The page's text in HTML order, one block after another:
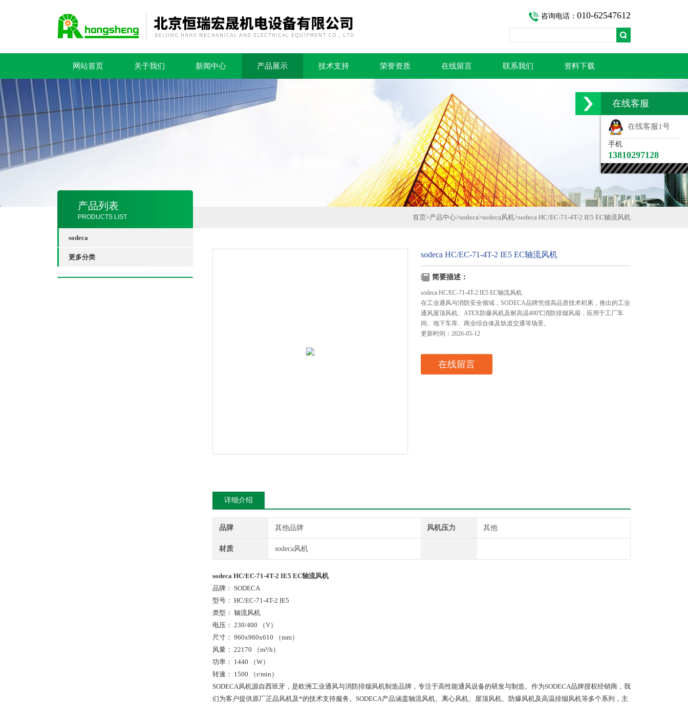
咨询电话： 010-62547612
网站首页 关于我们 新闻中心 产品展示 技术支持 荣誉资质 在线留言 联系我们 资料下载
产品列表
PRODUCTS LIST
sodeca
更多分类
首页>产品中心>sodeca>sodeca风机>sodeca HC/EC-71-4T-2 IE5 EC轴流风机
sodeca HC/EC-71-4T-2 IE5 EC轴流风机
简要描述：
sodeca HC/EC-71-4T-2 IE5 EC轴流风机
在工业通风与消防安全领域，SODECA品牌凭借高品质技术积累，推出的工业
通风屋顶风机、ATEX防爆风机及耐高温400℃消防排烟风扇，应用于工厂车
间、地下车库、商业综合体及轨道交通等场景。
更新时间：2026-05-12
在线留言
详细介绍
品牌 其他品牌 风机压力 其他
材质 sodeca风机
sodeca HC/EC-71-4T-2 IE5 EC轴流风机
品牌： SODECA
型号： HC/EC-71-4T-2 IE5
类型： 轴流风机
电压： 230/400 （V）
尺寸： 960x960x610 （mm）
风量： 22170 （m³/h）
功率： 1440 （W）
转速： 1500 （r/min）
SODECA风机源自西班牙，是欧洲工业通风与消防排烟风机制造品牌，专注于高性能通风设备的研发与制造。作为SODECA品牌授权经销商，我
们为客户提供原厂正品风机及*的技术支持服务。SODECA产品涵盖轴流风机、离心风机、屋顶风机、防爆风机及高温排烟风机等多个系列，主
在线客服
在线客服1号
手机
13810297128